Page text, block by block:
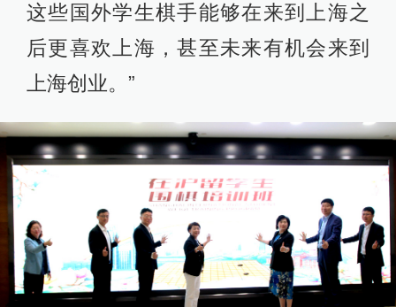
这些国外学生棋手能够在来到上海之
后更喜欢上海，甚至未来有机会来到
上海创业。”